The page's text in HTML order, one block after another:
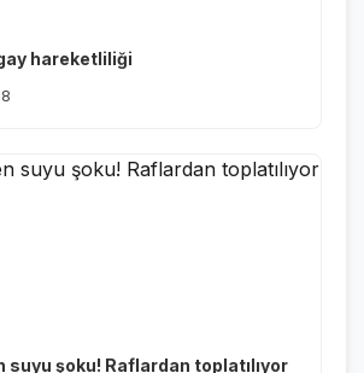
hareketliliği
suyu şoku! Raflardan toplatılıyor